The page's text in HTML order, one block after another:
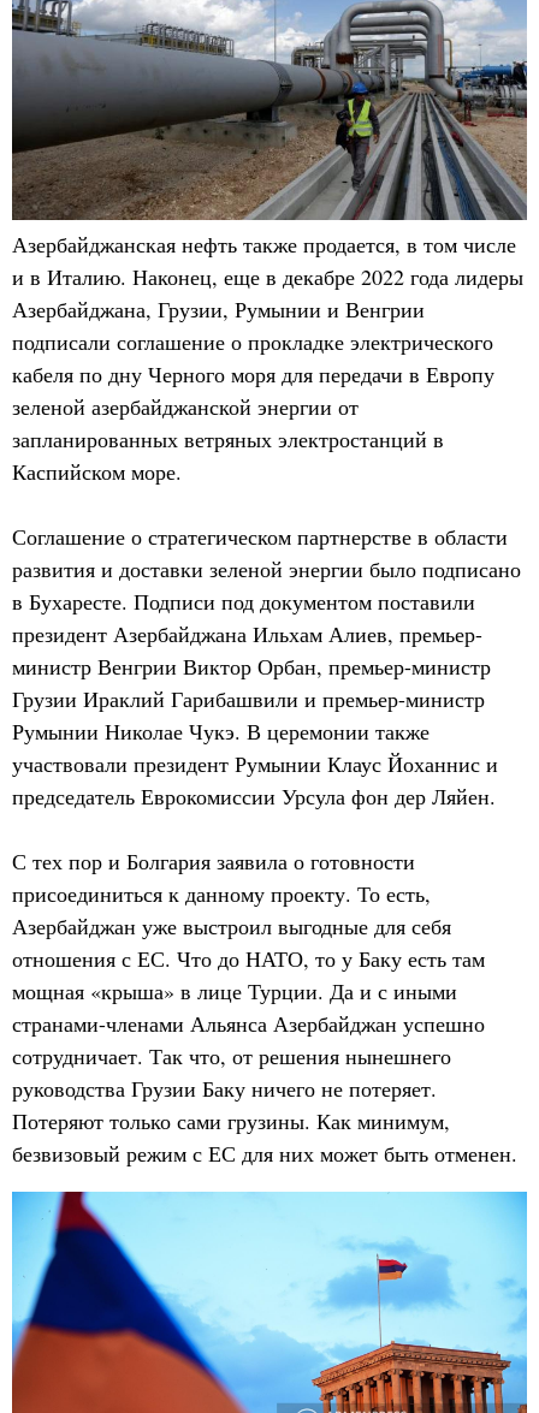
Азербайджанская нефть также продается, в том числе
и в Италию. Наконец, еще в декабре 2022 года лидеры
Азербайджана, Грузии, Румынии и Венгрии
подписали соглашение о прокладке электрического
кабеля по дну Черного моря для передачи в Европу
зеленой азербайджанской энергии от
запланированных ветряных электростанций в
Каспийском море.
Соглашение о стратегическом партнерстве в области
развития и доставки зеленой энергии было подписано
в Бухаресте. Подписи под документом поставили
президент Азербайджана Ильхам Алиев, премьер-
министр Венгрии Виктор Орбан, премьер-министр
Грузии Ираклий Гарибашвили и премьер-министр
Румынии Николае Чукэ. В церемонии также
участвовали президент Румынии Клаус Йоханнис и
председатель Еврокомиссии Урсула фон дер Ляйен.
С тех пор и Болгария заявила о готовности
присоединиться к данному проекту. То есть,
Азербайджан уже выстроил выгодные для себя
отношения с ЕС. Что до НАТО, то у Баку есть там
мощная «крыша» в лице Турции. Да и с иными
странами-членами Альянса Азербайджан успешно
сотрудничает. Так что, от решения нынешнего
руководства Грузии Баку ничего не потеряет.
Потеряют только сами грузины. Как минимум,
безвизовый режим с ЕС для них может быть отменен.